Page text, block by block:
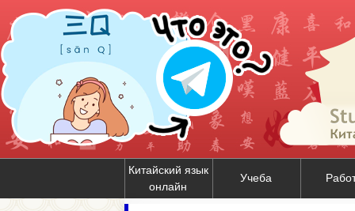
Китайский язык
онлайн
Учеба